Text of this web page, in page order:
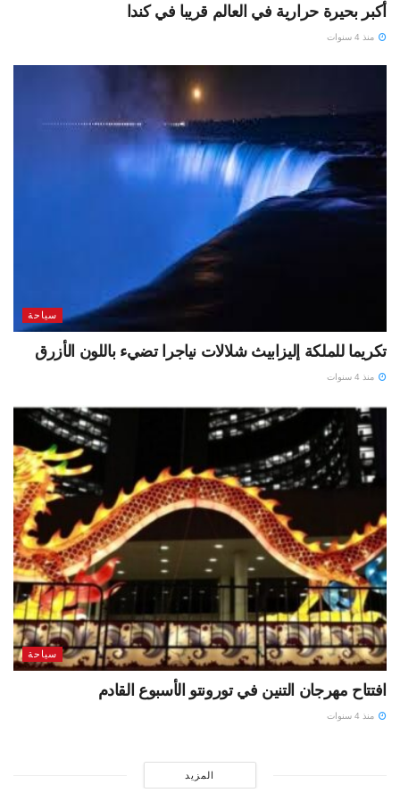
أكبر بحيرة حرارية في العالم قريبا في كندا
منذ 4 سنوات
سياحة
تكريما للملكة إليزابيث شلالات نياجرا تضيء باللون الأزرق
منذ 4 سنوات
سياحة
افتتاح مهرجان التنين في تورونتو الأسبوع القادم
منذ 4 سنوات
المزيد